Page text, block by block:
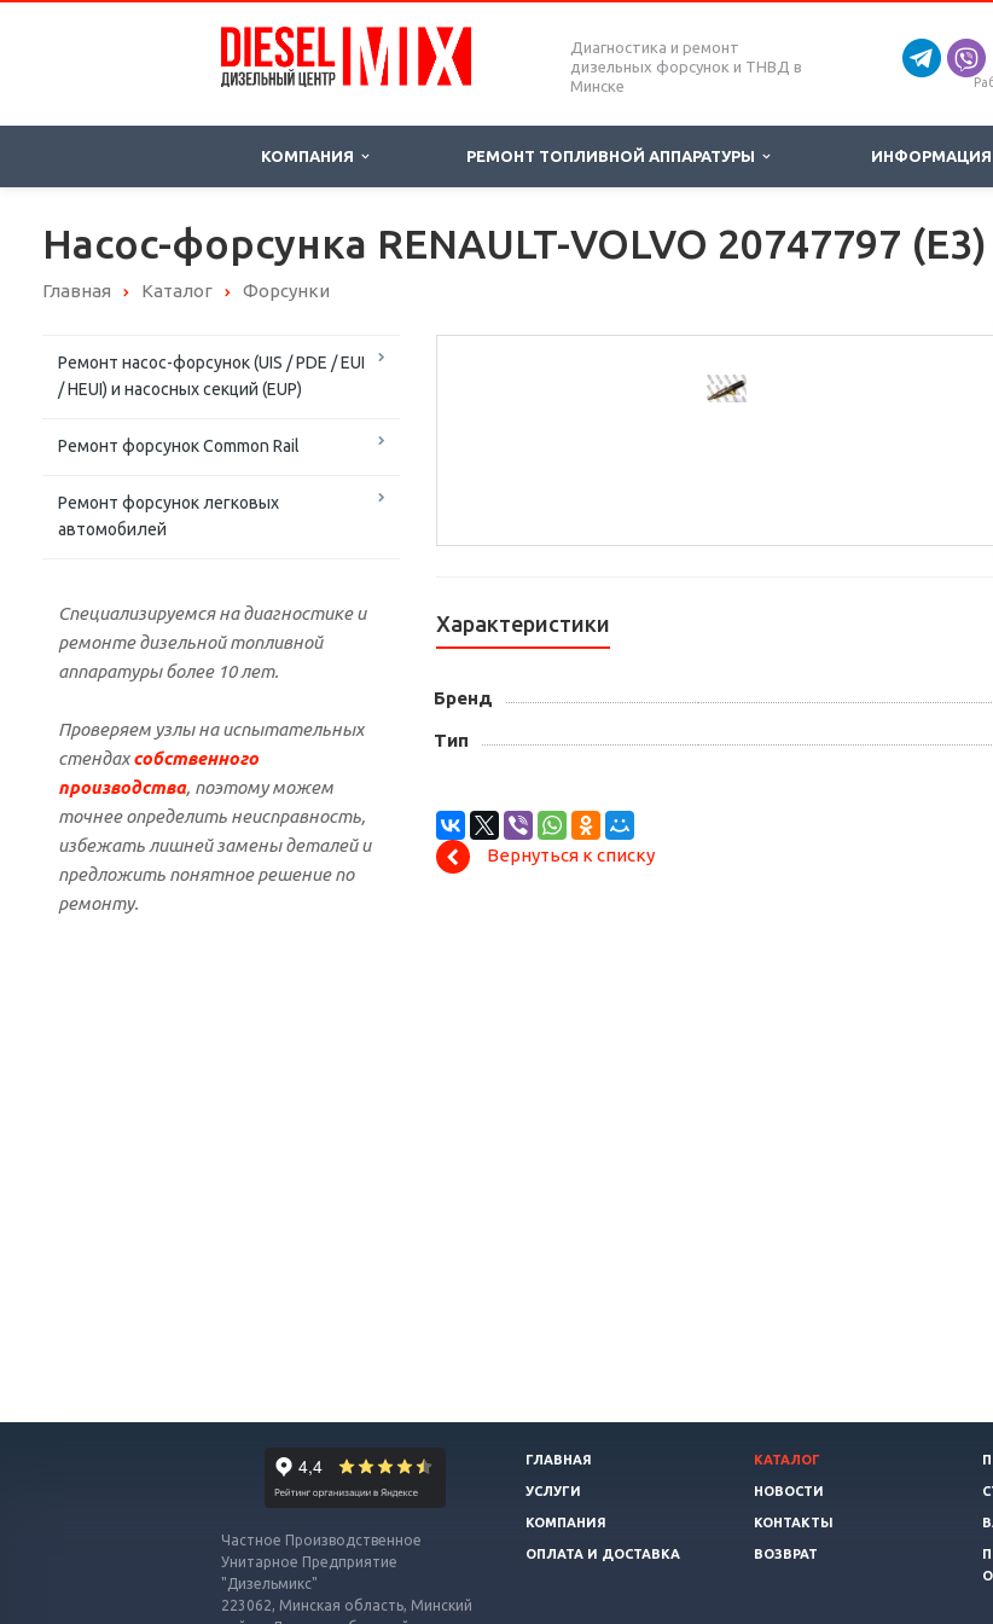
Диагностика и ремонт
дизельных форсунок и ТНВД в
Минске
КОМПАНИЯ РЕМОНТ ТОПЛИВНОЙ АППАРАТУРЫ ИНФОРМАЦИЯ
Насос-форсунка RENAULT-VOLVO 20747797 (E3)
Главная Каталог Форсунки
Ремонт насос-форсунок (UIS / PDE / EUI
/ HEUI) и насосных секций (EUP)
Ремонт форсунок Common Rail
Ремонт форсунок легковых
автомобилей
Специализируемся на диагностике и
ремонте дизельной топливной
аппаратуры более 10 лет.
Проверяем узлы на испытательных
стендахсобственного
производства, поэтому можем
точнее определить неисправность,
избежать лишней замены деталей и
предложить понятное решение по
ремонту.
Характеристики
Бренд
Тип
Вернуться к списку
Частное Производственное
Унитарное Предприятие
"Дизельмикс"
223062, Минская область, Минский
ГЛАВНАЯ КАТАЛОГ
УСЛУГИ НОВОСТИ
КОМПАНИЯ КОНТАКТЫ
ОПЛАТА И ДОСТАВКА ВОЗВРАТ